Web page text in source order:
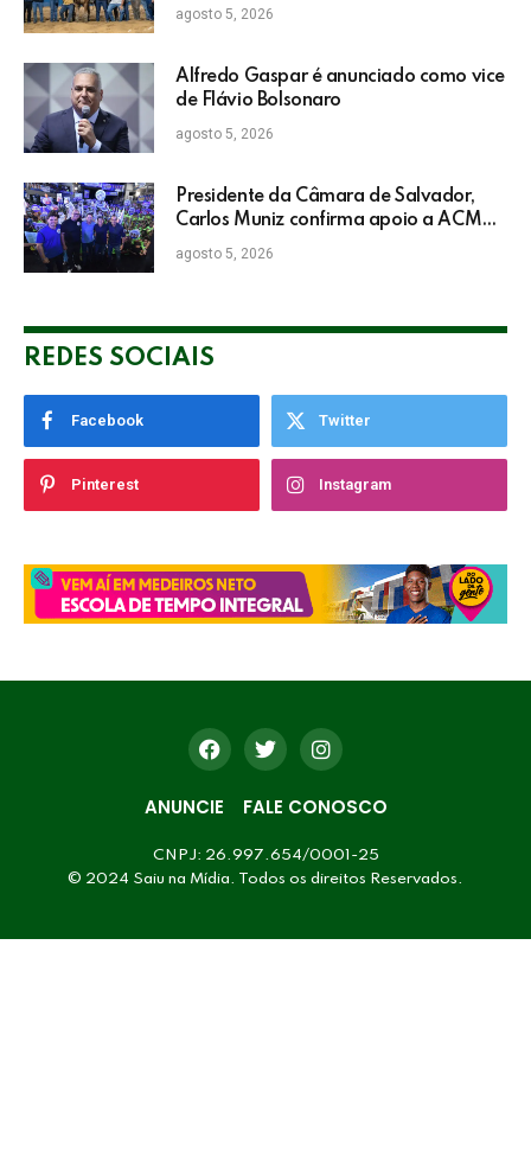
agosto 5, 2026
Alfredo Gaspar é anunciado como vice
de Flávio Bolsonaro
agosto 5, 2026
Presidente da Câmara de Salvador,
Carlos Muniz confirma apoio a ACM
Neto: “Irei lutar voto a voto na sua
campanha”
agosto 5, 2026
REDES SOCIAIS
Facebook Twitter
Pinterest Instagram
ANUNCIE FALE CONOSCO
CNPJ: 26.997.654/0001-25
© 2024 Saiu na Mídia. Todos os direitos Reservados.